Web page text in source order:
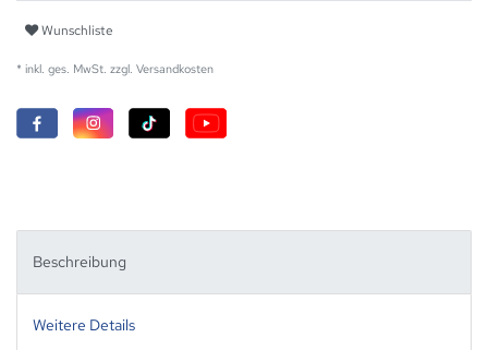
Wunschliste
* inkl. ges. MwSt. zzgl. Versandkosten
Beschreibung
Weitere Details